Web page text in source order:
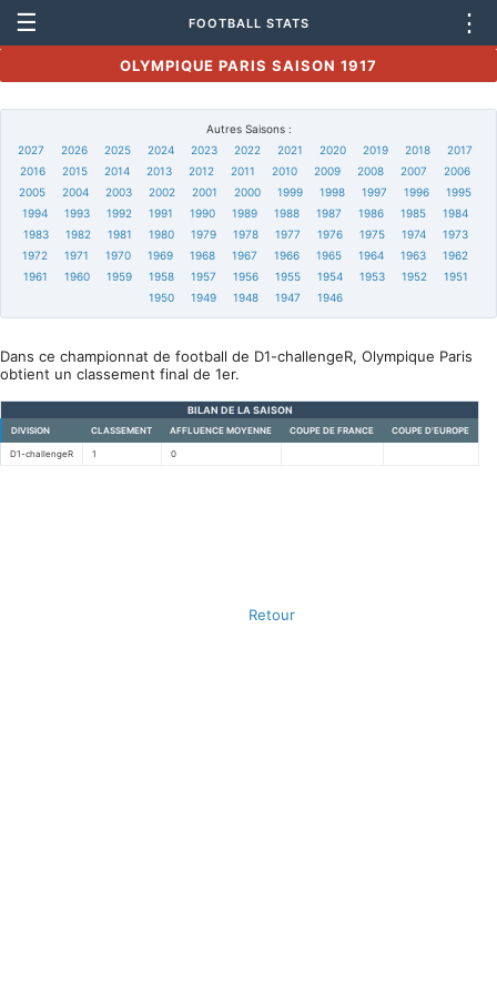
☰ FOOTBALL STATS ⋮
OLYMPIQUE PARIS SAISON 1917
Autres Saisons :
2027
2026 2025 2024 2023 2022 2021 2020 2019 2018
2017
2016
2015 2014 2013 2012 2011 2010 2009 2008 2007
2006
2005
2004 2003 2002 2001 2000 1999 1998 1997 1996
1995
1994
1993 1992 1991 1990 1989 1988 1987 1986 1985
1984
1983
1982 1981 1980 1979 1978 1977 1976 1975 1974
1973
1972
1971 1970 1969 1968 1967 1966 1965 1964 1963
1962
1961
1960 1959 1958 1957 1956 1955 1954 1953 1952
1951
1950
1949 1948 1947 1946
Dans ce championnat de football de D1-challengeR, Olympique Paris
obtient un classement final de 1er.
BILAN DE LA SAISON
DIVISION CLASSEMENT AFFLUENCE MOYENNE COUPE DE FRANCE COUPE D'EUROPE
D1-challengeR 1 0
Retour